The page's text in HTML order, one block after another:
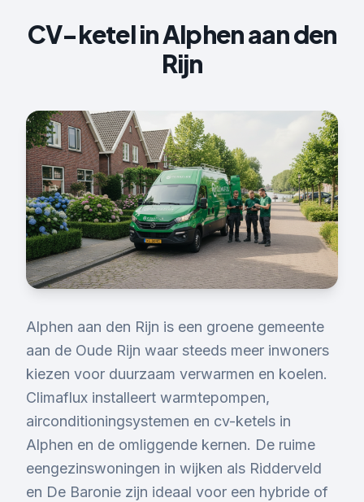
CV-ketelinAlphen aan den
Rijn
Alphen aan den Rijn is een groene gemeente
aan de Oude Rijn waar steeds meer inwoners
kiezen voor duurzaam verwarmen en koelen.
Climaflux installeert warmtepompen,
airconditioningsystemen en cv-ketels in
Alphen en de omliggende kernen. De ruime
eengezinswoningen in wijken als Ridderveld
en De Baronie zijn ideaal voor een hybride of